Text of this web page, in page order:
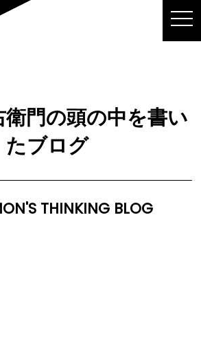
衛門の頭の中を書い
たブログ
THINKING BLOG